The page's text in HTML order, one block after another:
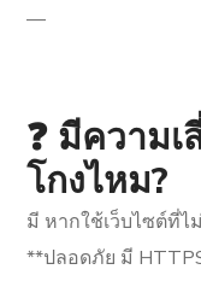
—
❓ มีความ
โกงไหม?
มี หากใช้เว็บไซต์ที่ไ
**ปลอดภัย มี